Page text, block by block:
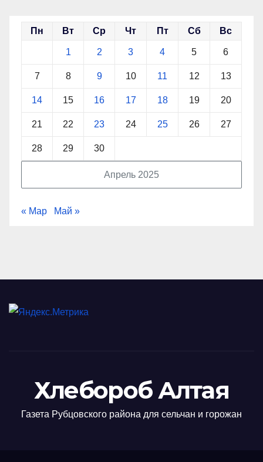
Апрель 2025
Пн Вт Ср Чт Пт Сб Вс
1 2 3 4 5 6
7 8 9 10 11 12 13
14 15 16 17 18 19 20
21 22 23 24 25 26 27
28 29 30
« Мар Май »
Хлебороб Алтая
Газета Рубцовского района для сельчан и горожан